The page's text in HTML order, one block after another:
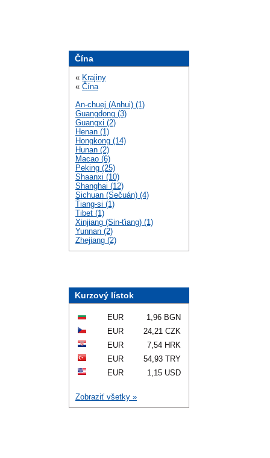
Čína
« Krajiny
« Čína
An-chuej (Anhui) (1)
Guangdong (3)
Guangxi (2)
Henan (1)
Hongkong (14)
Hunan (2)
Macao (6)
Peking (25)
Shaanxi (10)
Shanghai (12)
Sichuan (Sečuán) (4)
Ťiang-si (1)
Tibet (1)
Xinjiang (Sin-ťiang) (1)
Yunnan (2)
Zhejiang (2)
Kurzový lístok
EUR
1,96 BGN
EUR
24,21 CZK
EUR
7,54 HRK
EUR
54,93 TRY
EUR
1,15 USD
Zobraziť všetky »